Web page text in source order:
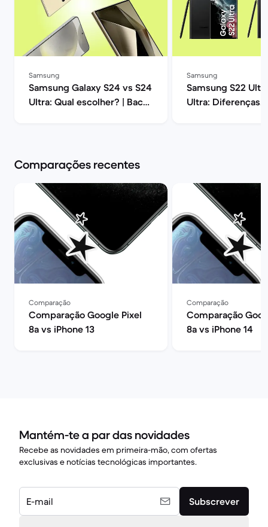
Samsung
Samsung Galaxy S24 vs S24
Ultra: Qual escolher? | Back
Samsung
Samsung S22
Ultra: Diferenças,
Comparações recentes
Comparação
Comparação Google Pixel
8a vs iPhone 13
Comparação
Comparação
8a vs iPhone 14
Mantém-te a par das novidades
Recebe as novidades em primeira-mão, com ofertas
exclusivas e notícias tecnológicas importantes.
E-mail Subscrever